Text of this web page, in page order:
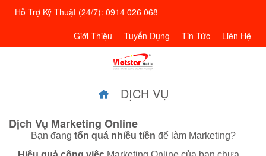
Hỗ Trợ Kỹ Thuật (24/7): 0914 026 068
Giới Thiệu
Tuyển Dụng Tin Tức Liên Hệ
DỊCH VỤ
Dịch Vụ Marketing Online
Bạn đang tốn quá nhiều tiền để làm Marketing?